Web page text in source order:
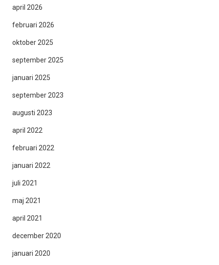
april 2026
februari 2026
oktober 2025
september 2025
januari 2025
september 2023
augusti 2023
april 2022
februari 2022
januari 2022
juli 2021
maj 2021
april 2021
december 2020
januari 2020